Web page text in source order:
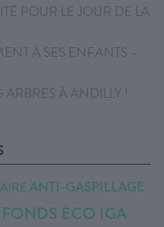
POUR LE JOUR DE LA
À SES ENFANTS –
À ANDILLY !
ANTI-GASPILLAGE
FONDS ÉCO IGA